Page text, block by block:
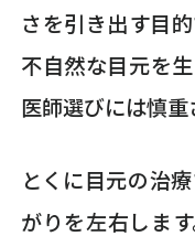
さを引き出す目
不自然な目元を
医師選びには慎重
とくに目元の治
がりを左右しま